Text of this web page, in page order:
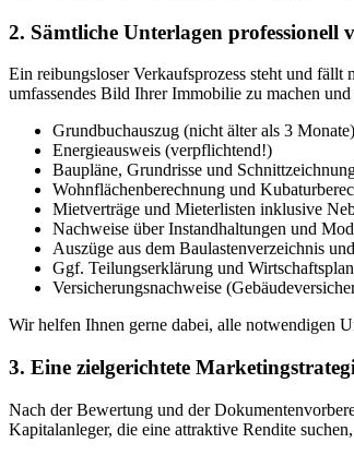
2. Sämtliche Unterlagen professionell
Ein reibungsloser Verkaufsprozess steht und
umfassendes Bild Ihrer Immobilie zu machen
Grundbuchauszug (nicht älter als 3 Monate)
Energieausweis (verpflichtend!)
Baupläne, Grundrisse und
Wohnflächenberechnung und
Mietverträge und Mieterlisten inklusive
Nachweise über Instandhaltungen und
Auszüge aus dem Baulastenverzeichnis
Ggf. Teilungserklärung und
Versicherungsnachweise
Wir helfen Ihnen gerne dabei, alle notwendigen
3. Eine zielgerichtete
Nach der Bewertung und der
Kapitalanleger, die eine attraktive Rendite